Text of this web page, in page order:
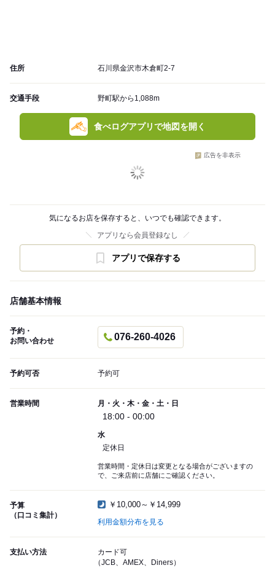
住所 石川県金沢市木倉町2-7
交通手段 野町駅から1,088m
食べログアプリで地図を開く
広告を非表示
気になるお店を保存すると、いつでも確認できます。
アプリなら会員登録なし
アプリで保存する
店舗基本情報
予約・
お問い合わせ
076-260-4026
予約可否 予約可
営業時間 月・火・木・金・土・日
18:00 - 00:00
水
定休日
営業時間・定休日は変更となる場合がございますの
で、ご来店前に店舗にご確認ください。
予算
（口コミ集計）
￥10,000～￥14,999
利用金額分布を見る
支払い方法
カード可
（JCB、AMEX、Diners）